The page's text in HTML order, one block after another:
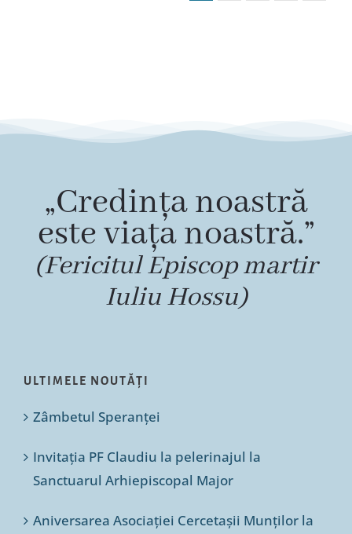
„Credința noastră
este viața noastră.”
(Fericitul Episcop martir
Iuliu Hossu)
ULTIMELE NOUTĂȚI
Zâmbetul Speranței
Invitația PF Claudiu la pelerinajul la
Sanctuarul Arhiepiscopal Major
Aniversarea Asociației Cercetașii Munților la